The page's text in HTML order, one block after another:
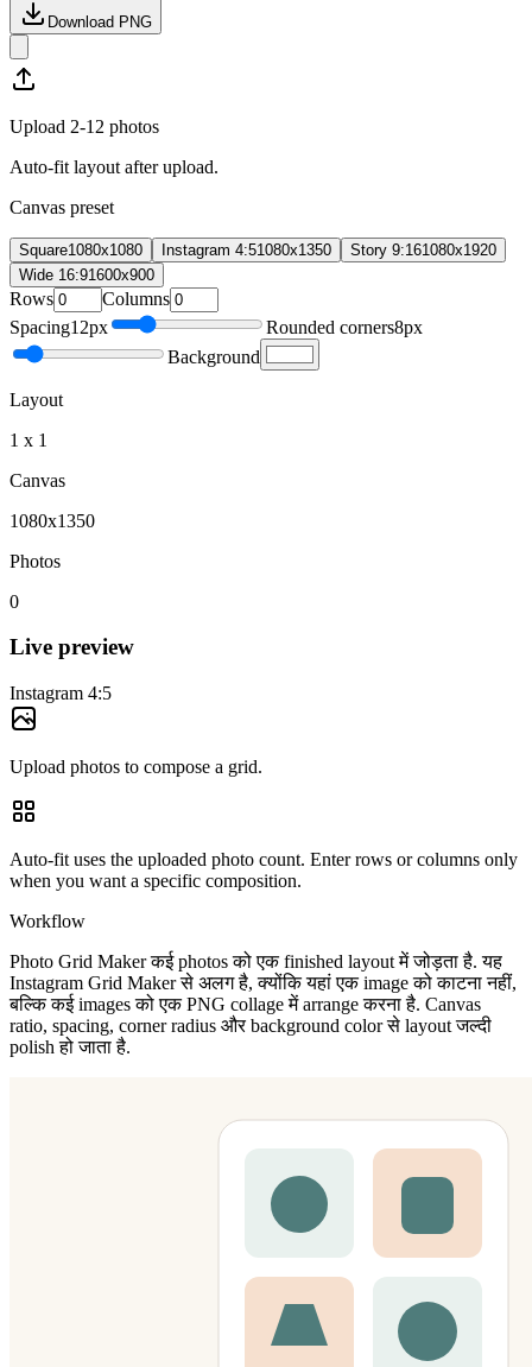
Download PNG
Upload 2-12 photos
Auto-fit layout after upload.
Canvas preset
Square1080x1080 Instagram 4:51080x1350 Story 9:161080x1920
Wide 16:91600x900
Rows
Columns
Spacing12px Rounded corners8px
Background
Layout
1 x 1
Canvas
1080x1350
Photos
0
Live preview
Instagram 4:5
Upload photos to compose a grid.
Auto-fit uses the uploaded photo count. Enter rows or columns only
when you want a specific composition.
Workflow
Photo Grid Maker कई photos को एक finished layout में जोड़ता है. यह
Instagram Grid Maker से अलग है, क्योंकि यहां एक image को काटना नहीं,
बल्कि कई images को एक PNG collage में arrange करना है. Canvas
ratio, spacing, corner radius और background color से layout जल्दी
polish हो जाता है.